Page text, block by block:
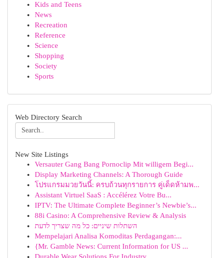
Kids and Teens
News
Recreation
Reference
Science
Shopping
Society
Sports
Web Directory Search
New Site Listings
Versauter Gang Bang Pornoclip Mit willigem Begi...
Display Marketing Channels: A Thorough Guide
โปรแกรมมวยวันนี้: ครบถ้วนทุกรายการ คู่เด็ดห้ามพ...
Assistant Virtuel SaaS : Accélérez Votre Bu...
IPTV: The Ultimate Complete Beginner’s Newbie’s...
88i Casino: A Comprehensive Review & Analysis
השתלות שיניים: כל מה שצריך לדעת
Mempelajari Analisa Komoditas Perdagangan:...
{Mr. Gamble News: Current Information for US ...